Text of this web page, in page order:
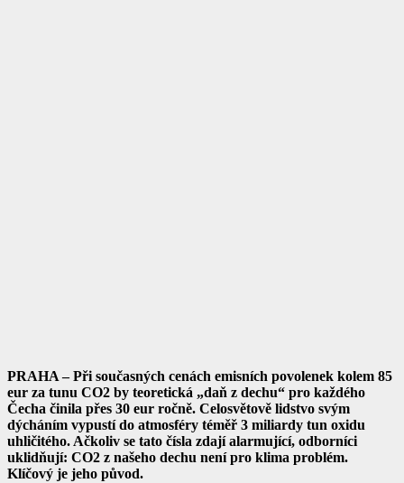
PRAHA – Při současných cenách emisních povolenek kolem 85
eur za tunu CO2 by teoretická „daň z dechu“ pro každého
Čecha činila přes 30 eur ročně. Celosvětově lidstvo svým
dýcháním vypustí do atmosféry téměř 3 miliardy tun oxidu
uhličitého. Ačkoliv se tato čísla zdají alarmující, odborníci
uklidňují: CO2 z našeho dechu není pro klima problém.
Klíčový je jeho původ.